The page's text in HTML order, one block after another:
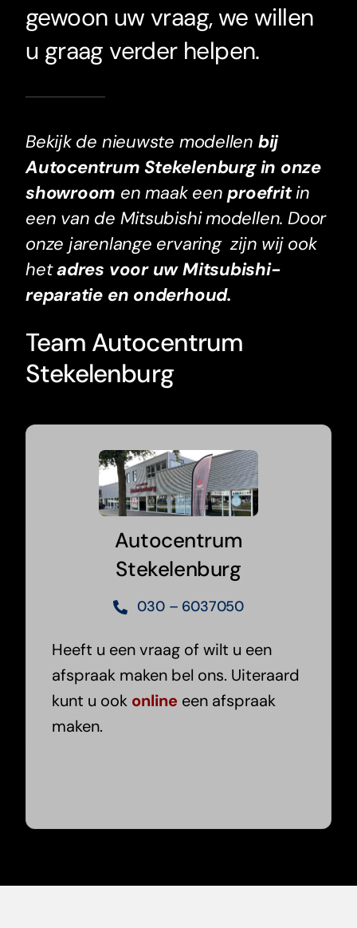
gewoon uw vraag, we willen
u graag verder helpen.
Bekijk de nieuwste modellen bij
Autocentrum Stekelenburg in onze
showroom en maak eenproefritin
een van de Mitsubishi modellen. Door
onze jarenlange ervaring zijn wij ook
hetadres voor uw Mitsubishi-
reparatie en onderhoud.
Team Autocentrum
Stekelenburg
Autocentrum
Stekelenburg
030 – 6037050
Heeft u een vraag of wilt u een
afspraak maken bel ons. Uiteraard
kunt u ook online een afspraak
maken.